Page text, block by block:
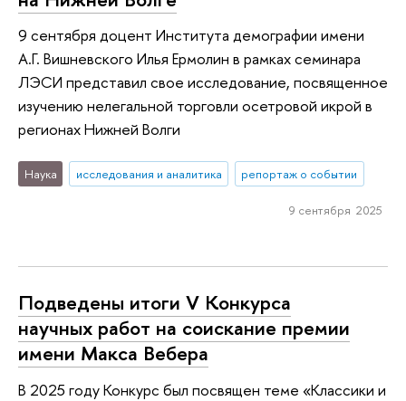
9 сентября доцент Института демографии имени
А.Г. Вишневского Илья Ермолин в рамках семинара
ЛЭСИ представил свое исследование, посвященное
изучению нелегальной торговли осетровой икрой в
регионах Нижней Волги
Наука исследования и аналитика репортаж о событии
9 сентября 2025
Подведены итоги V Конкурса
научных работ на соискание премии
имени Макса Вебера
В 2025 году Конкурс был посвящен теме «Классики и